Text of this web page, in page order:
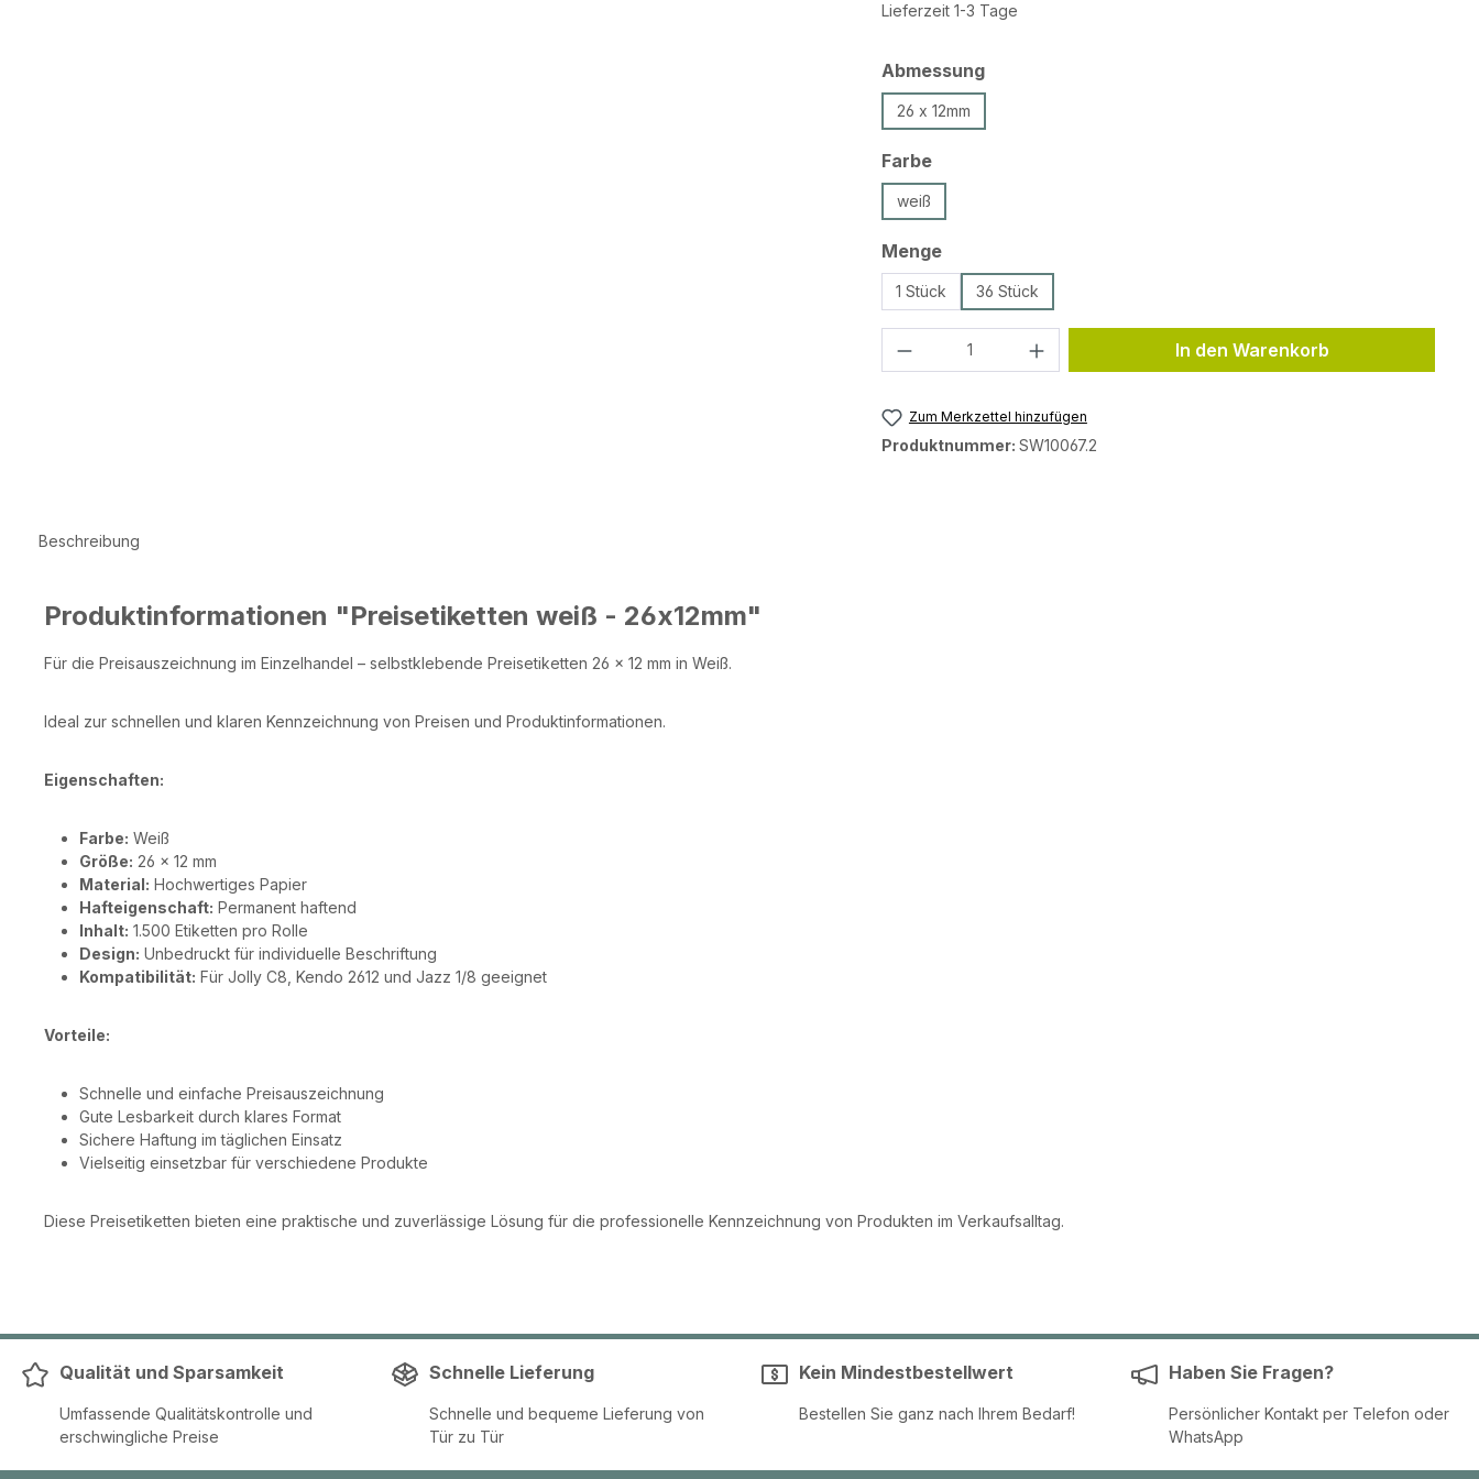
Lieferzeit 1-3 Tage
Abmessungauswählen
26 x 12mm
Farbeauswählen
weiß
Mengeauswählen
1 Stück 36 Stück
Produkt Anzahl: Gib den gewünschten Wert
In den Warenkorb
Zum Merkzettel hinzufügen
Produktnummer: SW10067.2
Beschreibung
Produktinformationen "Preisetiketten weiß - 26x12mm"
Für die Preisauszeichnung im Einzelhandel – selbstklebende Preisetiketten 26 × 12 mm in Weiß.
Ideal zur schnellen und klaren Kennzeichnung von Preisen und Produktinformationen.
Eigenschaften:
Farbe: Weiß
Größe: 26 × 12 mm
Material: Hochwertiges Papier
Hafteigenschaft: Permanent haftend
Inhalt: 1.500 Etiketten pro Rolle
Design: Unbedruckt für individuelle Beschriftung
Kompatibilität: Für Jolly C8, Kendo 2612 und Jazz 1/8 geeignet
Vorteile:
Schnelle und einfache Preisauszeichnung
Gute Lesbarkeit durch klares Format
Sichere Haftung im täglichen Einsatz
Vielseitig einsetzbar für verschiedene Produkte
Diese Preisetiketten bieten eine praktische und zuverlässige Lösung für die professionelle Kennzeichnung von Produkten im Verkaufsalltag.
Qualität und Sparsamkeit
Umfassende Qualitätskontrolle und
erschwingliche Preise
Schnelle Lieferung
Schnelle und bequeme Lieferung von
Tür zu Tür
Kein Mindestbestellwert
Bestellen Sie ganz nach Ihrem Bedarf!
Haben Sie Fragen?
Persönlicher Kontakt per Telefon oder
WhatsApp